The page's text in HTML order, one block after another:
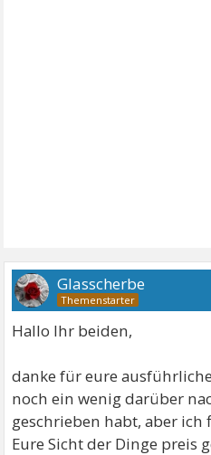
Glasscherbe
Hallo Ihr beiden,
danke für eure
noch ein wenig darüber
geschrieben habt, aber ich
Eure Sicht der Dinge preis